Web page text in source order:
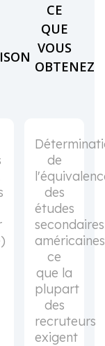
CE
QUE
VOUS
OBTENEZ
de
des
études
secondaires
ce
que la
plupart
des
recruteurs
exigent